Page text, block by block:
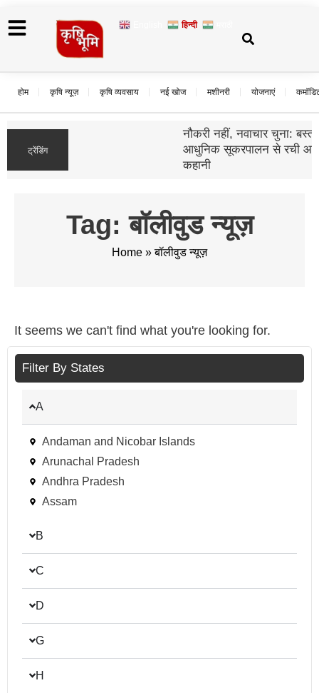
हिन्दी
होम कृषि न्यूज़ कृषि व्यवसाय नई खोज मशीनरी योजनाएं
ट्रेंडिंग
नौकरी नहीं, नवाचार चुना: बस्तर की ग्रेसी दुग्गा ने
आधुनिक सूकरपालन से रची आत्मनिर्भरता की नई
Tag: बॉलीवुड न्यूज़
Home »बॉलीवुड न्यूज़
It seems we can't find what you're looking for.
Filter By States
A
Andaman and Nicobar Islands
Arunachal Pradesh
Andhra Pradesh
Assam
B
C
D
G
H